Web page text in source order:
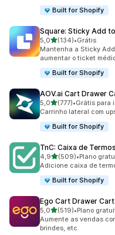
Built for Shopify
Square: Sticky Add
5,0de 5 estrelas
(134)
134 avaliações ao todo
•Grátis
Mantenha a Sticky
aumentar o ticket
Built for Shopify
AOV.ai Cart Drawer
5,0de 5 estrelas
(777)
777 avaliações ao todo
•Grátis para
Carrinho lateral com
Built for Shopify
TnC: Caixa de Termos
4,9de 5 estrelas
(509)
509 avaliações ao todo
•Plano
Adicione caixa de
Built for Shopify
Ego Cart Drawer
5,0de 5 estrelas
(519)
519 avaliações ao todo
•Plano
Aumente as vendas
brindes, etc.